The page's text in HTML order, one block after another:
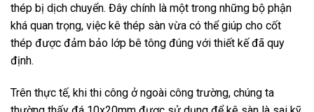
thép bị dịch chuyển. Đây chính là một trong những bộ phận
khá quan trọng, việc kê thép sàn vừa có thể giúp cho cốt
thép được đảm bảo lớp bê tông đúng với thiết kế đã quy
định.
Trên thực tế, khi thi công ở ngoài công trường, chúng ta